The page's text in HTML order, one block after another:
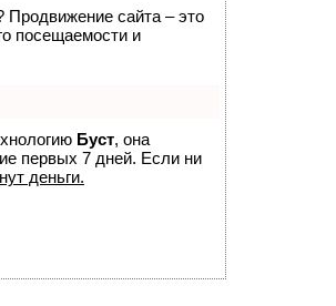
Продвижение сайта – это
посещаемости и
Буст, она
первых 7 дней. Если ни
деньги.